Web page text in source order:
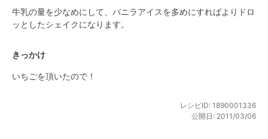
牛乳の量を少なめにして、バニラアイスを多めにすればよりドロ
ッとしたシェイクになります。
きっかけ
いちごを頂いたので！
レシピID: 1890001336
公開日: 2011/03/06